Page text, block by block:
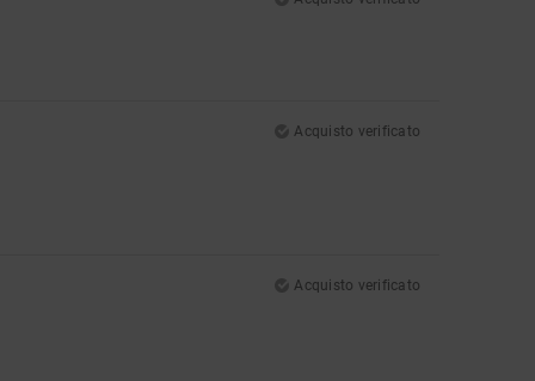
Acquisto verificato
Acquisto verificato